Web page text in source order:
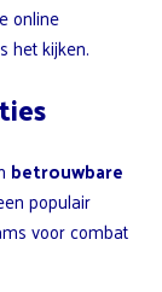
online
het kijken.
betrouwbare
populair
voor combat